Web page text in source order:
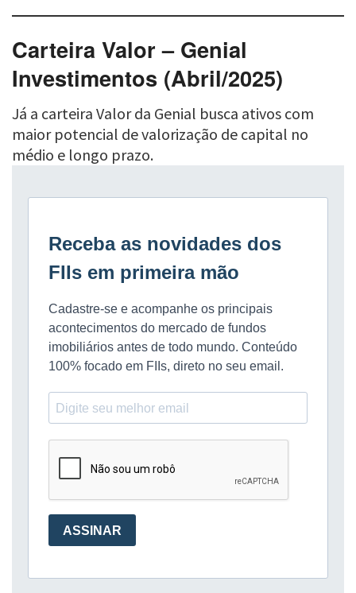
Carteira Valor – Genial
Investimentos (Abril/2025)
Já a carteira Valor da Genial busca ativos com
maior potencial de valorização de capital no
médio e longo prazo.